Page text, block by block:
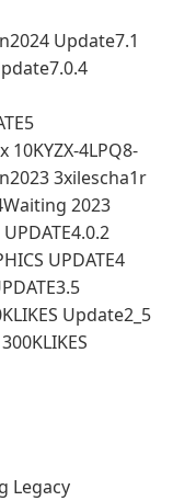
Update7.1
4LPQ8-
3xilescha1r
2023
UPDATE4
Update2_5
Legacy